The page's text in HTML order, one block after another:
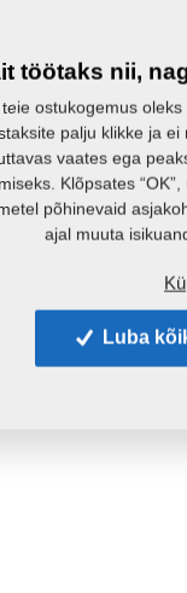
töötaks nii,
ostukogemus
palju klikke ja
vaates ega
Klõpsates
põhinevaid
ajal muuta
Luba